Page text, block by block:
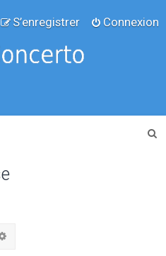
Connexion
S’enregistrer